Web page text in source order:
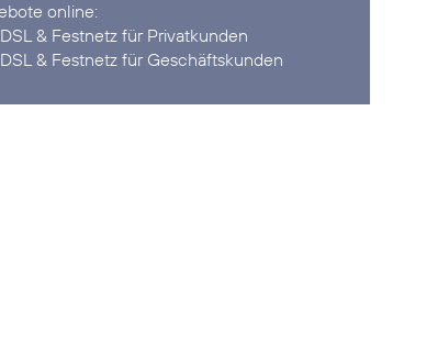
DSL & Festnetz für Privatkunden
DSL & Festnetz für Geschäftskunden